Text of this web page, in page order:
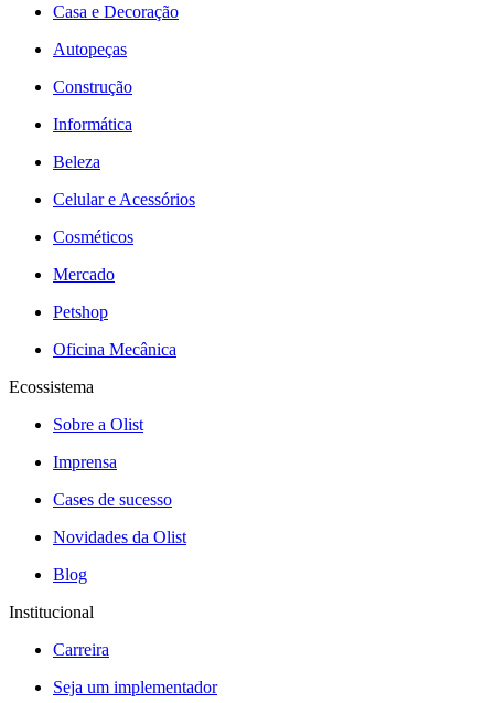
Casa e Decoração
Autopeças
Construção
Informática
Beleza
Celular e Acessórios
Cosméticos
Mercado
Petshop
Oficina Mecânica
Ecossistema
Sobre a Olist
Imprensa
Cases de sucesso
Novidades da Olist
Blog
Institucional
Carreira
Seja um implementador